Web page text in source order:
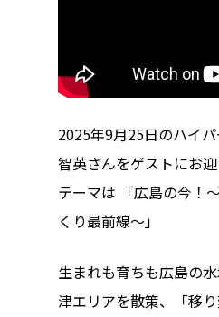
2025年9月25日のハイ
智英さんをゲストにお迎
テーマは 「広島の今！
くり最前線〜」
生まれも育ちも広島の
津エリアを散策、「移